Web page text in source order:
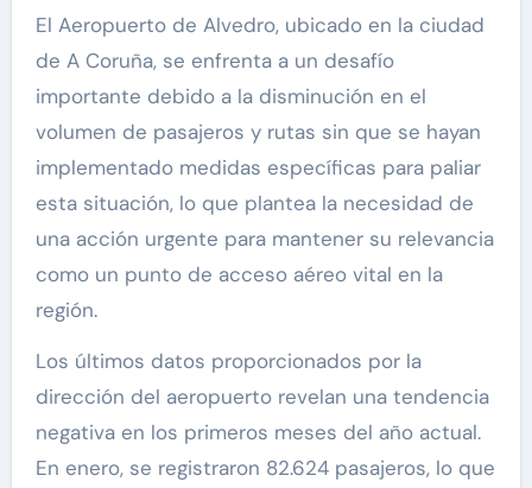
El Aeropuerto de Alvedro, ubicado en la ciudad
de A Coruña, se enfrenta a un desafío
importante debido a la disminución en el
volumen de pasajeros y rutas sin que se hayan
implementado medidas específicas para paliar
esta situación, lo que plantea la necesidad de
una acción urgente para mantener su relevancia
como un punto de acceso aéreo vital en la
región.
Los últimos datos proporcionados por la
dirección del aeropuerto revelan una tendencia
negativa en los primeros meses del año actual.
En enero, se registraron 82.624 pasajeros, lo que